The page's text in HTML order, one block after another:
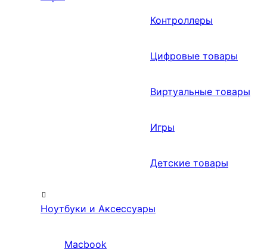
Контроллеры
Цифровые товары
Виртуальные товары
Игры
Детские товары
Ноутбуки и Аксессуары
Macbook